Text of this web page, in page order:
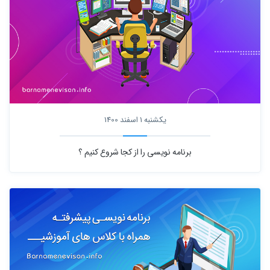
یکشنبه 1 اسفند 1400
برنامه نویسی را از کجا شروع کنیم ؟